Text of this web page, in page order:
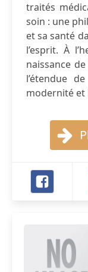
traités
soin : une
et sa santé
l’esprit. À
naissance
l’étendue
modernité et